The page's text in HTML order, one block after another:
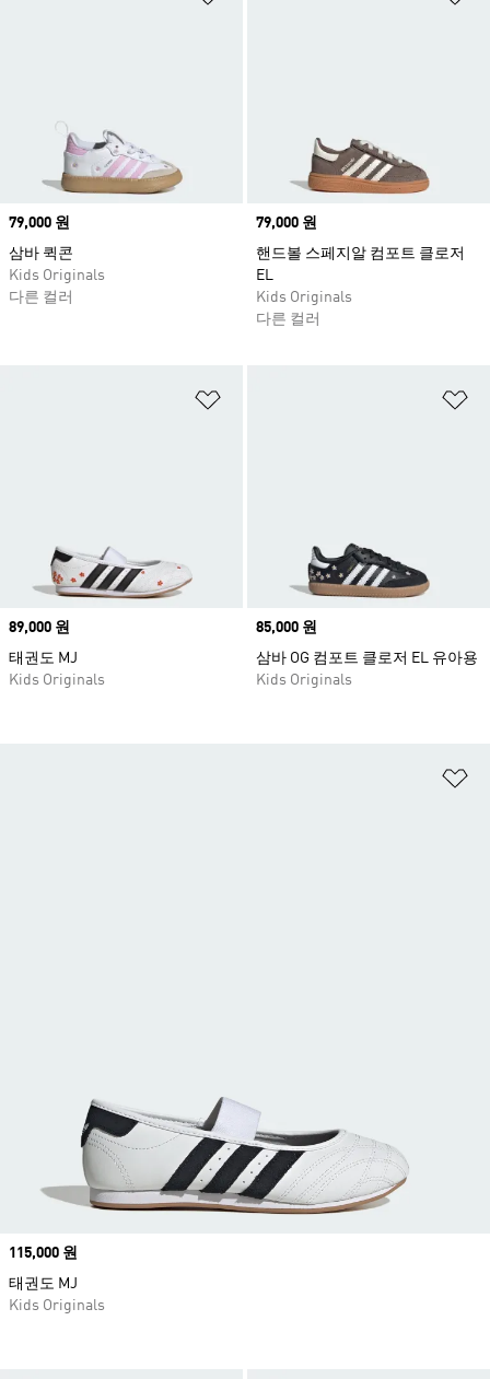
Price
79,000 원
삼바 퀵콘
Kids Originals
다른 컬러
Price
79,000 원
핸드볼 스페지알 컴포트 클로저
EL
Kids Originals
다른 컬러
Price
89,000 원
태권도 MJ
Kids Originals
Price
85,000 원
삼바 OG 컴포트 클로저 EL 유아용
Kids Originals
Price
115,000 원
태권도 MJ
Kids Originals